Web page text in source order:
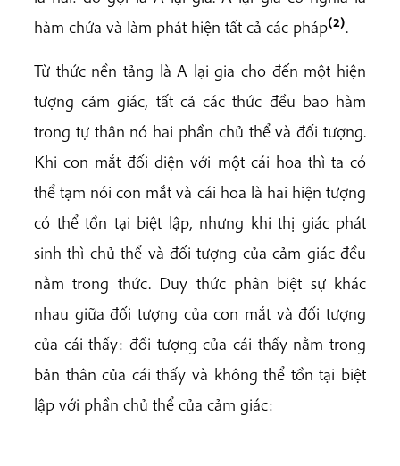
hàm chứa và làm phát hiện tất cả các pháp(2).
Từ thức nền tảng là A lại gia cho đến một hiện
tượng cảm giác, tất cả các thức đều bao hàm
trong tự thân nó hai phần chủ thể và đối tượng.
Khi con mắt đối diện với một cái hoa thì ta có
thể tạm nói con mắt và cái hoa là hai hiện tượng
có thể tồn tại biệt lập, nhưng khi thị giác phát
sinh thì chủ thể và đối tượng của cảm giác đều
nằm trong thức. Duy thức phân biệt sự khác
nhau giữa đối tượng của con mắt và đối tượng
của cái thấy: đối tượng của cái thấy nằm trong
bản thân của cái thấy và không thể tồn tại biệt
lập với phần chủ thể của cảm giác: